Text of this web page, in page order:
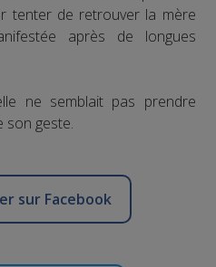
tenter de retrouver la mère
après de longues
ne semblait pas prendre
son geste.
sur Facebook